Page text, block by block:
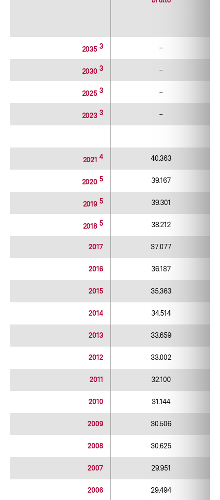
20353 –
20303 –
20253 –
20233 –
20214 40.363
2020 5 39.167
2019 5 39.301
2018 5 38.212
2017 37.077
2016 36.187
2015 35.363
2014 34.514
2013 33.659
2012 33.002
2011 32.100
2010 31.144
2009 30.506
2008 30.625
2007 29.951
2006 29.494